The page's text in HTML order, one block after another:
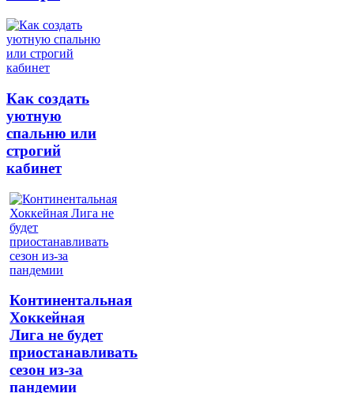
Как создать
уютную
спальню или
строгий
кабинет
Континентальная
Хоккейная
Лига не будет
приостанавливать
сезон из-за
пандемии